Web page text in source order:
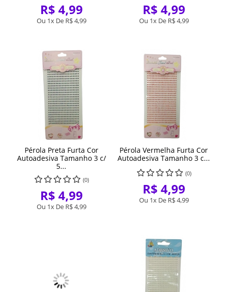
R$ 4,99
Ou 1x De R$ 4,99
R$ 4,99
Ou 1x De R$ 4,99
Pérola Preta Furta Cor
Autoadesiva Tamanho 3 c/
5...
(0)
R$ 4,99
Ou 1x De R$ 4,99
Pérola Vermelha Furta Cor
Autoadesiva Tamanho 3 c...
(0)
R$ 4,99
Ou 1x De R$ 4,99